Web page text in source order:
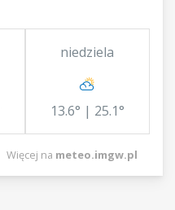
niedziela
13.6° | 25.1°
Więcej na meteo.imgw.pl